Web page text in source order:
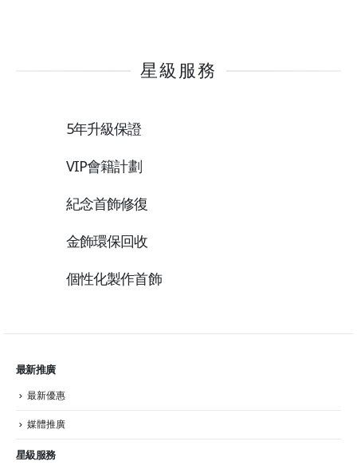
星級服務
5年升級保證
VIP會籍計劃
紀念首飾修復
金飾環保回收
個性化製作首飾
最新推廣
最新優惠
媒體推廣
星級服務